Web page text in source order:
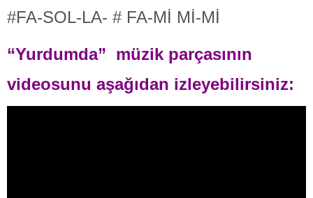
#FA-SOL-LA- # FA-Mİ Mİ-Mİ
“Yurdumda” müzik parçasının
videosunu aşağıdan izleyebilirsiniz: